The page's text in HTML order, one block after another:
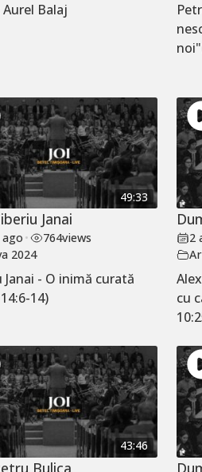
Aurel Balaj
49:33
Janai
• 764views
2024
Janai - O inimă curată
14)
2
cu
43:46
Bulica